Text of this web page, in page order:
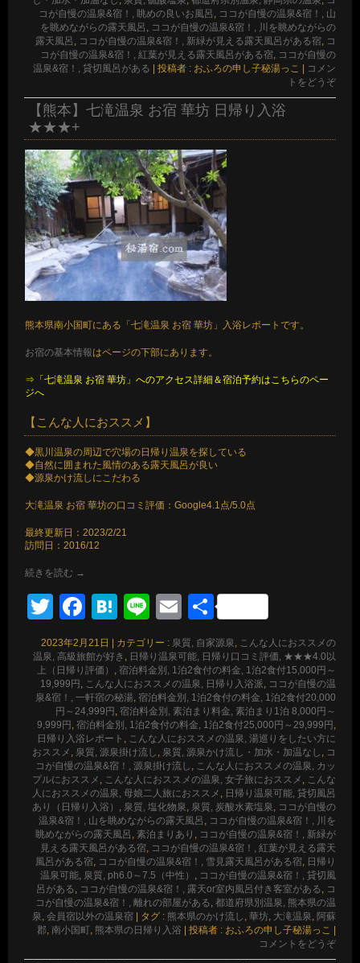
コが自慢の温泉&宿！, 眺めの良いお風呂 , ココが自慢の温泉&宿！, 山
を眺めながらの露天風呂 , ココが自慢の温泉&宿！, 川を眺めながらの
露天風呂 , ココが自慢の温泉&宿！, 新緑が見える露天風呂がある宿, コ
コが自慢の温泉&宿！, 紅葉が見える露天風呂がある宿, ココが自慢の
温泉&宿！, 貸切風呂がある | 投稿者 : おふろの申し子秘湯っこ | コメン
トをどうぞ
【熊本】七滝温泉 お宿 華坊 日帰り入浴
★★★+
熊本県南小国町にある「七滝温泉 お宿 華坊」入浴レポートです。
お宿の基本情報はページの下部にあります。
⇒「七滝温泉 お宿 華坊」へのアクセス詳細＆宿泊予約はこちらのペー
ジへ
【こんな人におススメ】
◆黒川温泉の周辺で穴場の日帰り温泉を探している
◆自然に囲まれた風情のある露天風呂が良い
◆源泉かけ流しにこだわる
大滝温泉 お宿 華坊の口コミ評価：Google4.1点/5.0点
最終更新日：2023/2/21
訪問日：2016/12
続きを読む →
TwitterFacebook
Hatena
LineEmail
共
有
2023年2月21日 カテゴリー : 泉質, 自家源泉, こんな人におススメの
温泉, 高級旅館が好き , 日帰り温泉可能, 日帰り口コミ評価, ★★★4.0以
上（日帰り評価） , 宿泊料金別, 1泊2食付の料金, 1泊2食付15,000円～
19,999円 , こんな人におススメの温泉, 日帰り入浴派, ココが自慢の温
泉&宿！, 一軒宿の秘湯, 宿泊料金別, 1泊2食付の料金, 1泊2食付20,000
円～24,999円 , 宿泊料金別, 素泊まり料金, 素泊まり1泊 8,000円～
9,999円 , 宿泊料金別, 1泊2食付の料金, 1泊2食付25,000円～29,999円 ,
日帰り入浴レポート , こんな人におススメの温泉, 湯巡りをしたい方に
おススメ , 泉質, 源泉掛け流し , 泉質, 源泉かけ流し・加水・加温なし , コ
コが自慢の温泉&宿！, 源泉掛け流し , こんな人におススメの温泉, カッ
プルにおススメ , こんな人におススメの温泉, 女子旅におススメ , こんな
人におススメの温泉, 母娘二人旅におススメ , 日帰り温泉可能, 貸切風呂
あり（日帰り入浴） , 泉質, 塩化物泉, 泉質, 炭酸水素塩泉, ココが自慢の
温泉&宿！, 山を眺めながらの露天風呂 , ココが自慢の温泉&宿！, 川を
眺めながらの露天風呂 , 素泊まりあり , ココが自慢の温泉&宿！, 新緑が
見える露天風呂がある宿, ココが自慢の温泉&宿！, 紅葉が見える露天
風呂がある宿, ココが自慢の温泉&宿！, 雪見露天風呂がある宿, 日帰り
温泉可能, 泉質, ph6.0～7.5（中性） , ココが自慢の温泉&宿！, 貸切風
呂がある, ココが自慢の温泉&宿！, 露天or室内風呂付き客室がある, コ
コが自慢の温泉&宿！, 離れの部屋がある, 都道府県別温泉, 熊本県の温
泉, 会員宿以外の温泉宿 タグ : 熊本県のかけ流し , 華坊, 大滝温泉, 阿蘇
郡, 南小国町, 熊本県の日帰り入浴 投稿者 : おふろの申し子秘湯っこ
コメントをどうぞ